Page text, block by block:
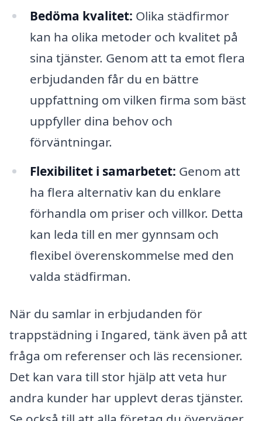
Bedöma kvalitet: Olika städfirmor
kan ha olika metoder och kvalitet på
sina tjänster. Genom att ta emot flera
erbjudanden får du en bättre
uppfattning om vilken firma som bäst
uppfyller dina behov och
förväntningar.
Flexibilitet i samarbetet: Genom att
ha flera alternativ kan du enklare
förhandla om priser och villkor. Detta
kan leda till en mer gynnsam och
flexibel överenskommelse med den
valda städfirman.
När du samlar in erbjudanden för
trappstädning i Ingared, tänk även på att
fråga om referenser och läs recensioner.
Det kan vara till stor hjälp att veta hur
andra kunder har upplevt deras tjänster.